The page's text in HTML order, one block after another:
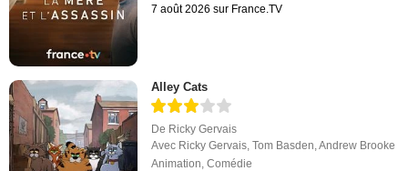
7 août 2026 sur France.TV
Alley Cats
De Ricky Gervais
Avec Ricky Gervais,Tom Basden,Andrew Brooke
Animation,Comédie